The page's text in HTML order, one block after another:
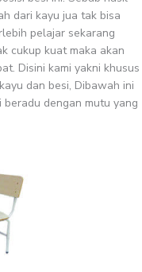
dari kayu jua tak bisa
pelajar sekarang
cukup kuat maka akan
Disini kami yakni khusus
dan besi, Dibawah ini
dengan mutu yang